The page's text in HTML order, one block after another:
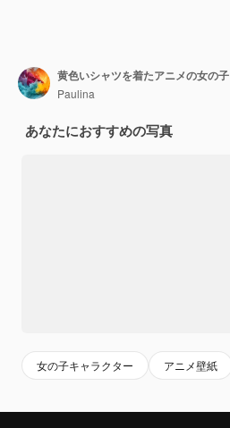
黄色いシャツを着たアニメの女の子
Paulina
あなたにおすすめの写真
女の子キャラクター アニメ壁紙